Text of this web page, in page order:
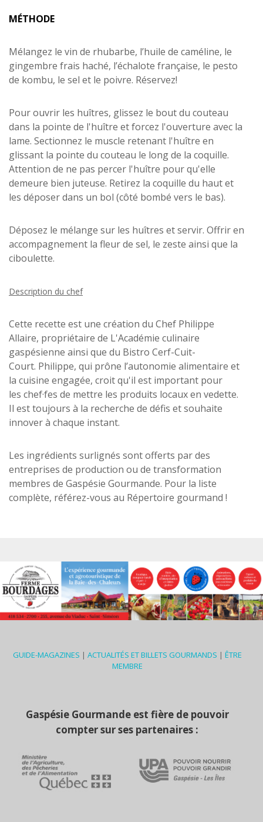
MÉTHODE
Mélangez le vin de rhubarbe, l’huile de caméline, le
gingembre frais haché, l’échalote française, le pesto
de kombu, le sel et le poivre. Réservez!
Pour ouvrir les huîtres, glissez le bout du couteau
dans la pointe de l'huître et forcez l'ouverture avec la
lame. Sectionnez le muscle retenant l'huître en
glissant la pointe du couteau le long de la coquille.
Attention de ne pas percer l'huître pour qu'elle
demeure bien juteuse. Retirez la coquille du haut et
les déposer dans un bol (côté bombé vers le bas).
Déposez le mélange sur les huîtres et servir. Offrir en
accompagnement la fleur de sel, le zeste ainsi que la
ciboulette.
Description du chef
Cette recette est une création du Chef Philippe
Allaire, propriétaire de L'Académie culinaire
gaspésienne ainsi que du Bistro Cerf-Cuit-
Court. Philippe, qui prône l’autonomie alimentaire et
la cuisine engagée, croit qu'il est important pour
les chef·fes de mettre les produits locaux en vedette.
Il est toujours à la recherche de défis et souhaite
innover à chaque instant.
Les ingrédients surlignés sont offerts par des
entreprises de production ou de transformation
membres de Gaspésie Gourmande. Pour la liste
complète, référez-vous au Répertoire gourmand !
GUIDE-MAGAZINES | ACTUALITÉS ET BILLETS GOURMANDS | ÊTRE
MEMBRE
Gaspésie Gourmande est fière de pouvoir
compter sur ses partenaires :